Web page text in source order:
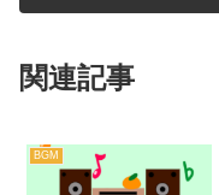
関連記事
BGM